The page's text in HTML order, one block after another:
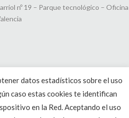
nº 19 – Parque tecnológico – Oficina
datos estadísticos sobre el uso
caso estas cookies te identifican
en la Red. Aceptando el uso